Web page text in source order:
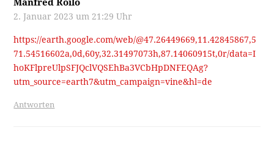
Manfred Roilo
2. Januar 2023 um 21:29 Uhr
https://earth.google.com/web/@47.26449669,11.42845867,5
71.54516602a,0d,60y,32.31497073h,87.14060915t,0r/data=I
hoKFlpreUlpSFJQclVQSEhBa3VCbHpDNFEQAg?
utm_source=earth7&utm_campaign=vine&hl=de
Antworten